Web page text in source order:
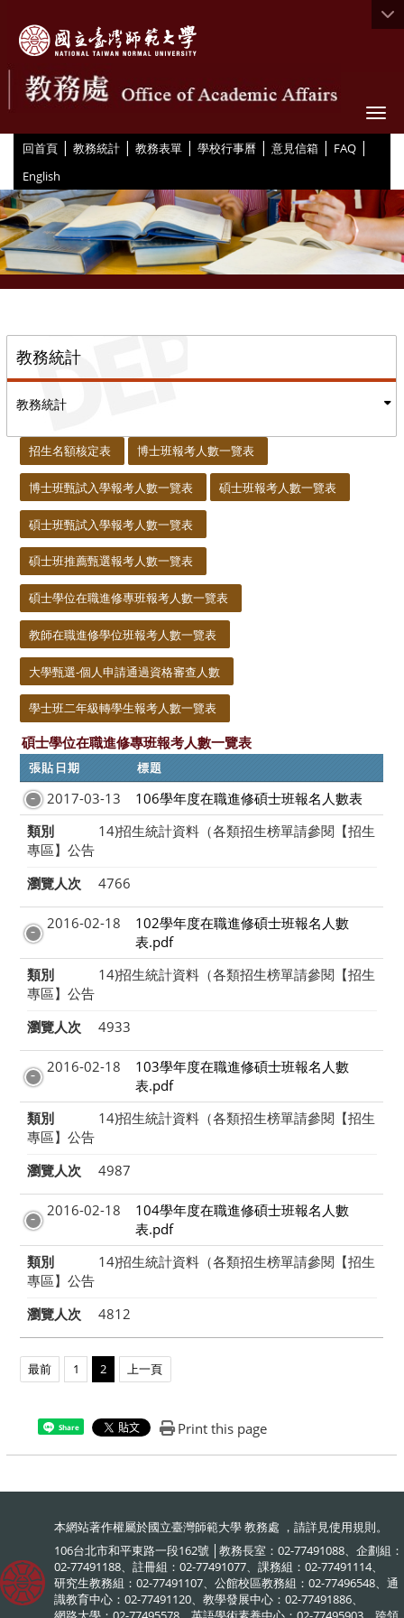
回首頁 | 教務統計 | 教務表單 | 學校行事曆 | 意見信箱 | FAQ |
English
教務統計
教務統計
招生名額核定表 博士班報考人數一覽表
博士班甄試入學報考人數一覽表 碩士班報考人數一覽表
碩士班甄試入學報考人數一覽表
碩士班推薦甄選報考人數一覽表
碩士學位在職進修專班報考人數一覽表
教師在職進修學位班報考人數一覽表
大學甄選-個人申請通過資格審查人數
學士班二年級轉學生報考人數一覽表
碩士學位在職進修專班報考人數一覽表
張貼日期 標題
2017-03-13
106學年度在職進修碩士班報名人數表
類別
14)招生統計資料（各類招生榜單請參閱【招生
專區】公告
瀏覽人次
4766
2016-02-18
102學年度在職進修碩士班報名人數
表.pdf
類別
14)招生統計資料（各類招生榜單請參閱【招生
專區】公告
瀏覽人次
4933
2016-02-18
103學年度在職進修碩士班報名人數
表.pdf
類別
14)招生統計資料（各類招生榜單請參閱【招生
專區】公告
瀏覽人次
4987
2016-02-18
104學年度在職進修碩士班報名人數
表.pdf
類別
14)招生統計資料（各類招生榜單請參閱【招生
專區】公告
瀏覽人次
4812
最前 1 2 上一頁
Share Print this page
本網站著作權屬於國立臺灣師範大學 教務處 ，請詳見使用規則。
106台北市和平東路一段162號 │教務長室：02-77491088、企劃組：
02-77491188、註冊組：02-77491077、課務組：02-77491114、
研究生教務組：02-77491107、公館校區教務組：02-77496548、通
識教育中心：02-77491120、教學發展中心：02-77491886、